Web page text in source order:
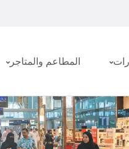
المطاعم والمتاجر